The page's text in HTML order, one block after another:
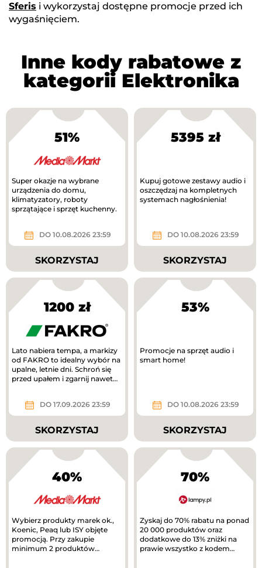
Sferis i wykorzystaj dostępne promocje przed ich
wygaśnięciem.
Inne kody rabatowe z
kategorii Elektronika
51%
Super okazje na wybrane
urządzenia do domu,
klimatyzatory, roboty
sprzątające i sprzęt kuchenny.
DO 10.08.2026 23:59
SKORZYSTAJ
5395 zł
Kupuj gotowe zestawy audio i
oszczędzaj na kompletnych
systemach nagłośnienia!
DO 10.08.2026 23:59
SKORZYSTAJ
1200 zł
Lato nabiera tempa, a markizy
od FAKRO to idealny wybór na
upalne, letnie dni. Schroń się
przed upałem i zgarnij nawet
DO 17.09.2026 23:59
SKORZYSTAJ
53%
Promocje na sprzęt audio i
smart home!
DO 10.08.2026 23:59
SKORZYSTAJ
40%
Wybierz produkty marek ok.,
Koenic, Peaq lub ISY objęte
promocją. Przy zakupie
minimum 2 produktów
70%
Zyskaj do 70% rabatu na ponad
20 000 produktów oraz
dodatkowe do 13% zniżki na
prawie wszystko z kodem